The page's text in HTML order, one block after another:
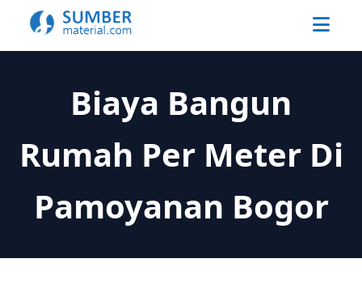
Biaya Bangun
Rumah Per Meter Di
Pamoyanan Bogor